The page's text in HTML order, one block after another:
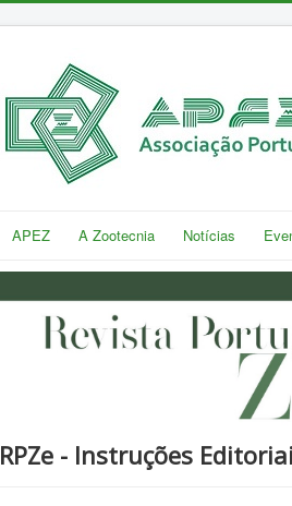
APEZ A Zootecnia Notícias
RPZe - Instruções